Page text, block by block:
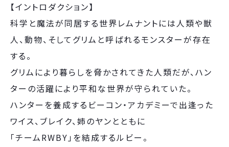
【イントロダクション】
科学と魔法が同居する世界レムナントには人類や獣
人、動物、そしてグリムと呼ばれるモンスターが存在
する。
グリムにより暮らしを脅かされてきた人類だが、ハン
ターの活躍により平和な世界が守られていた。
ハンターを養成するビーコン・アカデミーで出逢った
ワイス、ブレイク、姉のヤンとともに
「チームRWBY」を結成するルビー。